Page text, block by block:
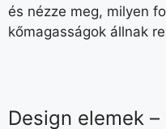
és nézze meg, milyen
kőmagasságok állnak
Design elemek